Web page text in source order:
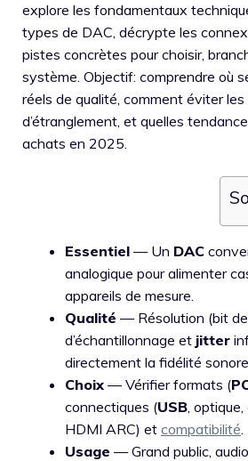
explore les fondamentaux
types de DAC, décrypte les
pistes concrètes pour choisir,
système. Objectif: comprendre où
réels de qualité, comment éviter les
d’étranglement, et quelles
achats en 2025.
Essentiel — Un DAC
analogique pour alimenter
appareils de mesure.
Qualité — Résolution (bit
d’échantillonnage et jitter
directement la fidélité
Choix — Vérifier formats (
connectiques (USB, optique,
HDMI ARC) et compatibilité.
Usage — Grand public,